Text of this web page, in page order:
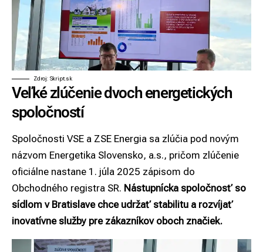
Zdroj: Skript.sk
Veľké zlúčenie dvoch energetických
spoločností
Spoločnosti VSE a ZSE Energia sa zlúčia pod novým
názvom Energetika Slovensko, a.s., pričom zlúčenie
oficiálne nastane 1. júla 2025 zápisom do
Obchodného registra SR. Nástupnícka spoločnosť so
sídlom v Bratislave chce udržať stabilitu a rozvíjať
inovatívne služby pre zákazníkov oboch značiek.